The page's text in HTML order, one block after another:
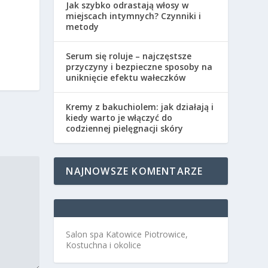
Jak szybko odrastają włosy w
miejscach intymnych? Czynniki i
metody
Serum się roluje – najczęstsze
przyczyny i bezpieczne sposoby na
uniknięcie efektu wałeczków
Kremy z bakuchiolem: jak działają i
kiedy warto je włączyć do
codziennej pielęgnacji skóry
NAJNOWSZE KOMENTARZE
Salon spa Katowice Piotrowice,
Kostuchna i okolice